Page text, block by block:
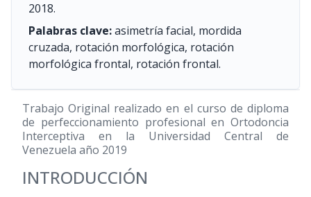
2018.
Palabras clave:asimetría facial, mordida
cruzada, rotación morfológica, rotación
morfológica frontal, rotación frontal.
Trabajo Original realizado en el curso de diploma
de perfeccionamiento profesional en Ortodoncia
Interceptiva en la Universidad Central de
Venezuela año 2019
INTRODUCCIÓN